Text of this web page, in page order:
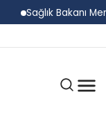
Sağlık Bakanı